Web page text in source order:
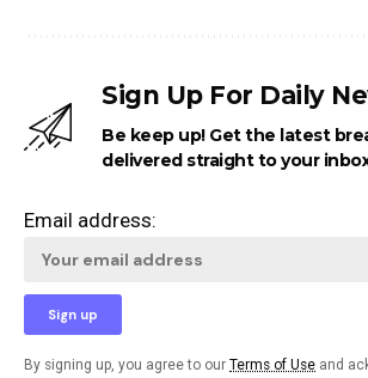
Sign Up For Daily
Be keep up! Get the latest
delivered straight to your
Email address:
By signing up, you agree to our Terms of Use and